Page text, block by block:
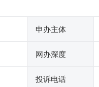
申办主体
网办深度
投诉电话